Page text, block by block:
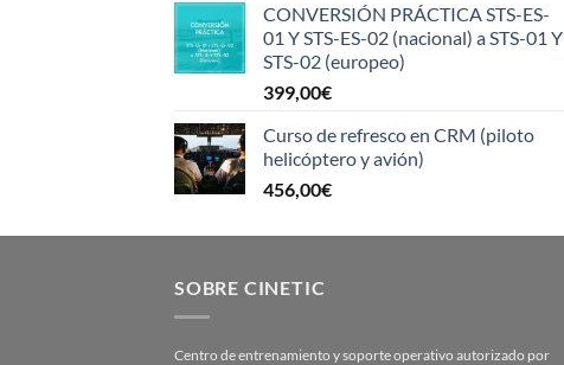
CONVERSIÓN PRÁCTICA STS-ES-
01 Y STS-ES-02 (nacional) a STS-01 Y
STS-02 (europeo)
399,00€
Curso de refresco en CRM (piloto
helicóptero y avión)
456,00€
SOBRE CINETIC
Centro de entrenamiento y soporte operativo autorizado por